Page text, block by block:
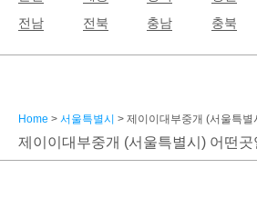
전남
전북 충남 충북
Home > 서울특별시 > 제이이대부중개 (서울특
제이이대부중개 (서울특별시) 어떤곳